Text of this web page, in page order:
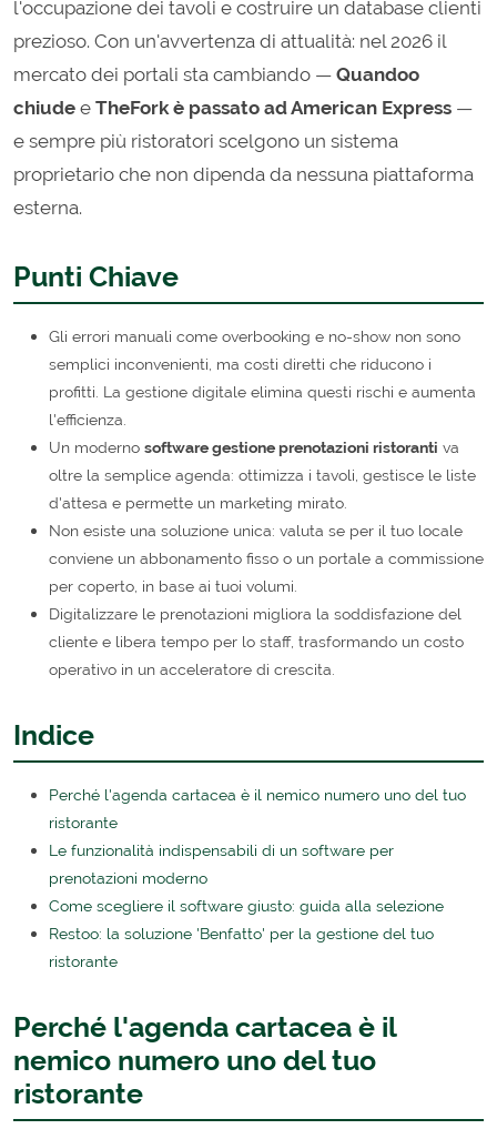
l'occupazione dei tavoli e costruire un database clienti
prezioso. Con un'avvertenza di attualità: nel 2026 il
mercato dei portali sta cambiando — Quandoo
chiude e TheFork è passato ad American Express —
e sempre più ristoratori scelgono un sistema
proprietario che non dipenda da nessuna piattaforma
esterna.
Punti Chiave
Gli errori manuali come overbooking e no-show non sono
semplici inconvenienti, ma costi diretti che riducono i
profitti. La gestione digitale elimina questi rischi e aumenta
l'efficienza.
Un moderno software gestione prenotazioni ristoranti va
oltre la semplice agenda: ottimizza i tavoli, gestisce le liste
d'attesa e permette un marketing mirato.
Non esiste una soluzione unica: valuta se per il tuo locale
conviene un abbonamento fisso o un portale a commissione
per coperto, in base ai tuoi volumi.
Digitalizzare le prenotazioni migliora la soddisfazione del
cliente e libera tempo per lo staff, trasformando un costo
operativo in un acceleratore di crescita.
Indice
Perché l'agenda cartacea è il nemico numero uno del tuo
ristorante
Le funzionalità indispensabili di un software per
prenotazioni moderno
Come scegliere il software giusto: guida alla selezione
Restoo: la soluzione 'Benfatto' per la gestione del tuo
ristorante
Perché l'agenda cartacea è il
nemico numero uno del tuo
ristorante